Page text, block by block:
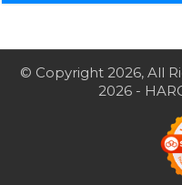
© Copyright 2026, All
2026-